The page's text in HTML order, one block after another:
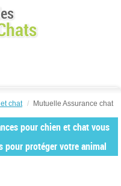
chat / Mutuelle Assurance chat
pour chien et chat vous
protéger votre animal